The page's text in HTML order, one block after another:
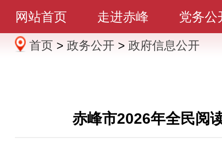
网站首页 走进赤峰 党务公
办事服务 政民互动 数据发
首页 > 政务公开 > 政府信息公开
赤峰市2026年全民阅